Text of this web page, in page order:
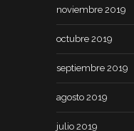
noviembre 2019
octubre 2019
septiembre 2019
agosto 2019
julio 2019